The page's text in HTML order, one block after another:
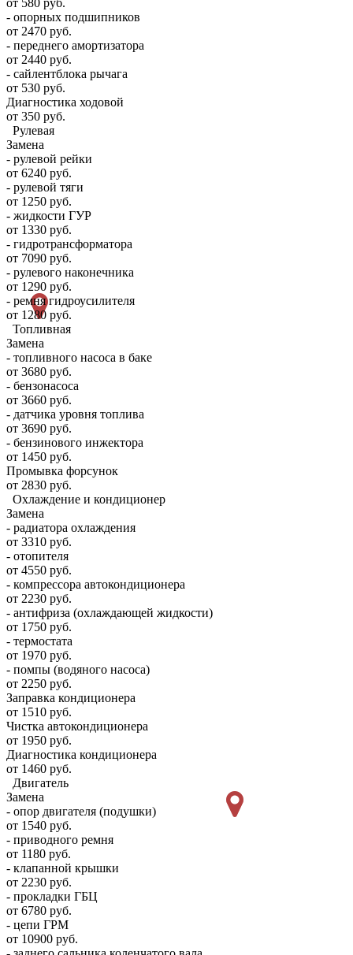
от 580 руб.
- опорных подшипников
от 2470 руб.
- переднего амортизатора
от 2440 руб.
- сайлентблока рычага
от 530 руб.
Диагностика ходовой
от 350 руб.
Рулевая
Замена
- рулевой рейки
от 6240 руб.
- рулевой тяги
от 1250 руб.
- жидкости ГУР
от 1330 руб.
- гидротрансформатора
от 7090 руб.
- рулевого наконечника
от 1290 руб.
- ремня гидроусилителя
от 1280 руб.
Топливная
Замена
- топливного насоса в баке
от 3680 руб.
- бензонасоса
от 3660 руб.
- датчика уровня топлива
от 3690 руб.
- бензинового инжектора
от 1450 руб.
Промывка форсунок
от 2830 руб.
Охлаждение и кондиционер
Замена
- радиатора охлаждения
от 3310 руб.
- отопителя
от 4550 руб.
- компрессора автокондиционера
от 2230 руб.
- антифриза (охлаждающей жидкости)
от 1750 руб.
- термостата
от 1970 руб.
- помпы (водяного насоса)
от 2250 руб.
Заправка кондиционера
от 1510 руб.
Чистка автокондиционера
от 1950 руб.
Диагностика кондиционера
от 1460 руб.
Двигатель
Замена
- опор двигателя (подушки)
от 1540 руб.
- приводного ремня
от 1180 руб.
- клапанной крышки
от 2230 руб.
- прокладки ГБЦ
от 6780 руб.
- цепи ГРМ
от 10900 руб.